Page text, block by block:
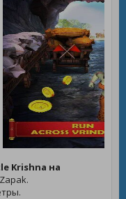
Krishna на